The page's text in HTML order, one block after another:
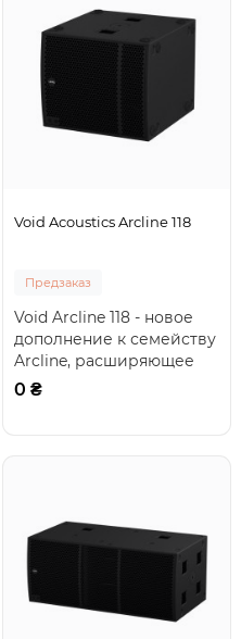
Void Acoustics Arcline 118
Предзаказ
Void Arcline 118 - новое
дополнение к семейству
Arcline, расширяющее
возможности
0 ₴